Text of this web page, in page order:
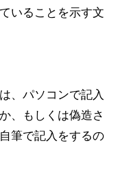
いることを示す文
、パソコンで記入
、もしくは偽造さ
筆で記入をするの